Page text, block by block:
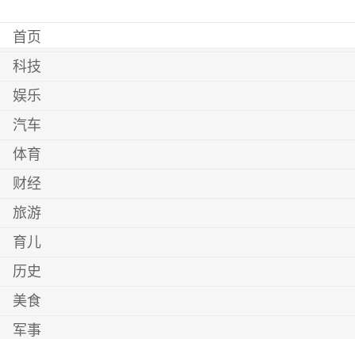
首页
科技
娱乐
汽车
体育
财经
旅游
育儿
历史
美食
军事